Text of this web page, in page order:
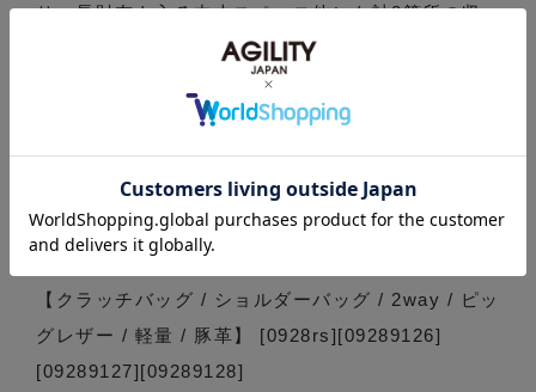
り、長財布も入る中央スペース他にも計8箇所の収
納スペースにより整理して収納出来ます。バッグイ
ンバッグとしても使用可能、付属のショルダーベル
トは長さ調節が可能です。（82～146cm）荷物が少
ない時はクラッチバッグとして、重くなってきたら
ショルダーバッグとしてなど使い分けることができ
ます。 ■素材：豚革・ナイロン/■サイズ：W25 ×
【クラッチバッグ / ショルダーバッグ / 2way / ピッ
グレザー / 軽量 / 豚革】 [0928rs][09289126]
[09289127][09289128]